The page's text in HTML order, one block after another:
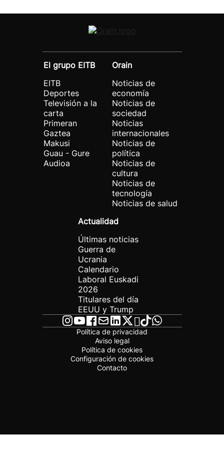
El grupo EITB
EITB
Deportes
Televisión a la
carta
Primeran
Gaztea
Makusi
Guau - Gure
Audioa
Orain
Noticias de
economía
Noticias de
sociedad
Noticias
internacionales
Noticias de
política
Noticias de
cultura
Noticias de
tecnología
Noticias de salud
Actualidad
Últimas noticias
Guerra de
Ucrania
Calendario
Laboral Euskadi
2026
Titulares del día
EEUU y Trump
Política de privacidad
Aviso legal
Política de cookies
Configuración de cookies
Contacto